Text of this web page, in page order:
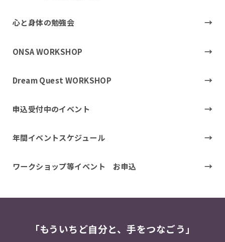
心と身体の勉強会
ONSA WORKSHOP
Dream Quest WORKSHOP
申込受付中のイベント
年間イベントスケジュール
ワークショップ等イベント お申込
「もういちど自分と、手をつなごう」